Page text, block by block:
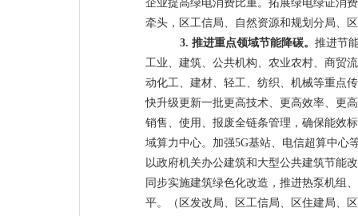
企业提高绿电消费比重。拓展绿电绿证消
牵头，区工信局、自然资源和规划分局、
3. 推进重点领域节能降碳。 推进节
工业、建筑、公共机构、农业农村、商贸
动化工、建材、轻工、纺织、机械等重点
快升级更新一批更高技术、更高效率、更
销售、使用、报废全链条管理，确保能效
域算力中心。加强5G基站、电信超算中心
以政府机关办公建筑和大型公共建筑节能
同步实施建筑绿色化改造，推进热泵机组
平。
（区发改局、区工信局、区住建局、